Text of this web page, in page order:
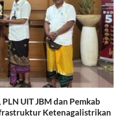
UIT JBM dan Pemkab
Ketenagalistrikan